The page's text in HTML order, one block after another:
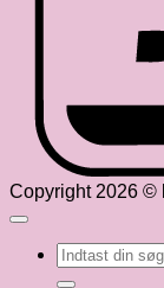
Copyright 2026 ©
Søg
efter: